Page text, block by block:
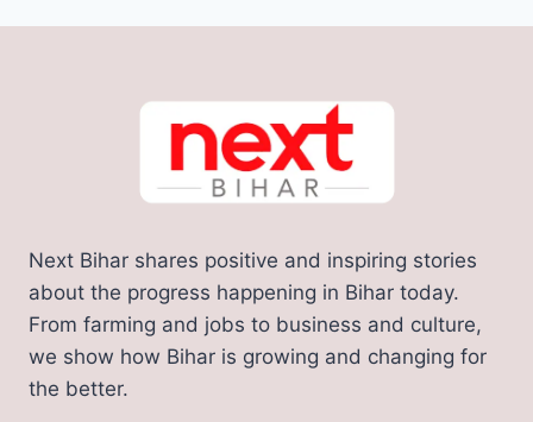
Next Bihar shares positive and inspiring stories
about the progress happening in Bihar today.
From farming and jobs to business and culture,
we show how Bihar is growing and changing for
the better.